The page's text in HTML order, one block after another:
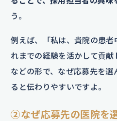
う。
例えば、「私は、貴院の患者
れまでの経験を活かして貢献
などの形で、なぜ応募先を選
ると伝わりやすいですよ。
②なぜ応募先の医院を